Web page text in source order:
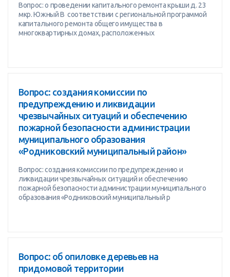
Вопрос: о проведении капитального ремонта крыши д. 23
мкр. Южный В соответствии с региональной программой
капитального ремонта общего имущества в
многоквартирных домах, расположенных
Вопрос: создания комиссии по
предупреждению и ликвидации
чрезвычайных ситуаций и обеспечению
пожарной безопасности администрации
муниципального образования
«Родниковский муниципальный район»
Вопрос: создания комиссии по предупреждению и
ликвидации чрезвычайных ситуаций и обеспечению
пожарной безопасности администрации муниципального
образования «Родниковский муниципальный р
Вопрос: об опиловке деревьев на
придомовой территории